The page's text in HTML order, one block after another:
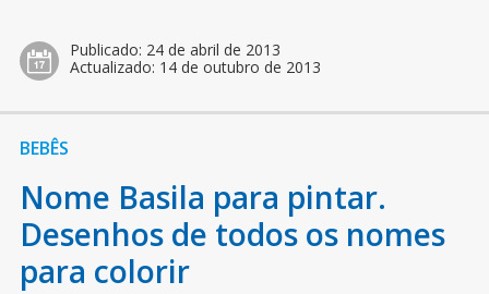
Publicado: 24 de abril de 2013
Actualizado: 14 de outubro de 2013
BEBÊS
Nome Basila para pintar.
Desenhos de todos os nomes
para colorir